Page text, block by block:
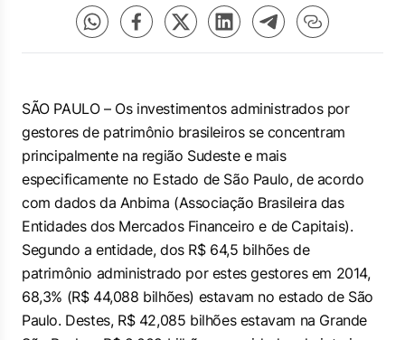
SÃO PAULO – Os investimentos administrados por
gestores de patrimônio brasileiros se concentram
principalmente na região Sudeste e mais
especificamente no Estado de São Paulo, de acordo
com dados da Anbima (Associação Brasileira das
Entidades dos Mercados Financeiro e de Capitais).
Segundo a entidade, dos R$ 64,5 bilhões de
patrimônio administrado por estes gestores em 2014,
68,3% (R$ 44,088 bilhões) estavam no estado de São
Paulo. Destes, R$ 42,085 bilhões estavam na Grande